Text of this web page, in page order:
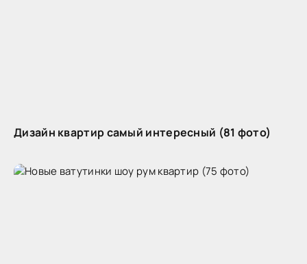
Дизайн квартир самый интересный (81 фото)